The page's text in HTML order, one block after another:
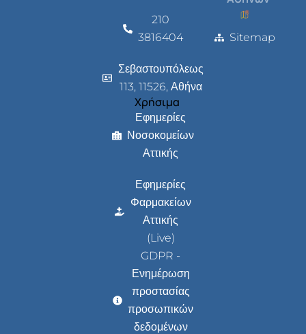
210
3816404
Σεβαστουπόλεως
113, 11526, Αθήνα
Χρήσιμα
Εφημερίες
Νοσοκομείων
Αττικής
Εφημερίες
Φαρμακείων
Αττικής
(Live)
GDPR -
Ενημέρωση
προστασίας
προσωπικών
δεδομένων
Sitemap